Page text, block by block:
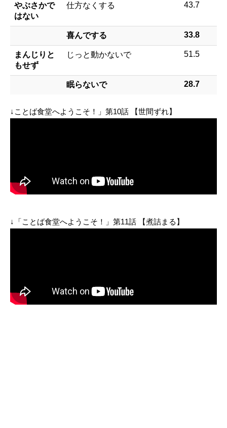
やぶさかで
はない
仕方なくする 43.7
喜んでする 33.8
まんじりと
もせず
じっと動かないで 51.5
眠らないで 28.7
↓ことば食堂へようこそ！」第10話 【世間ずれ】
↓「ことば食堂へようこそ！」第11話 【煮詰まる】